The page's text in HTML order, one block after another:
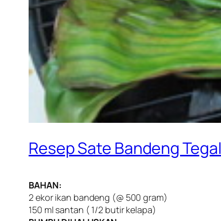
Resep Sate Bandeng Tegal
BAHAN:
2 ekor ikan bandeng (@ 500 gram)
150 ml santan ( 1/2 butir kelapa)